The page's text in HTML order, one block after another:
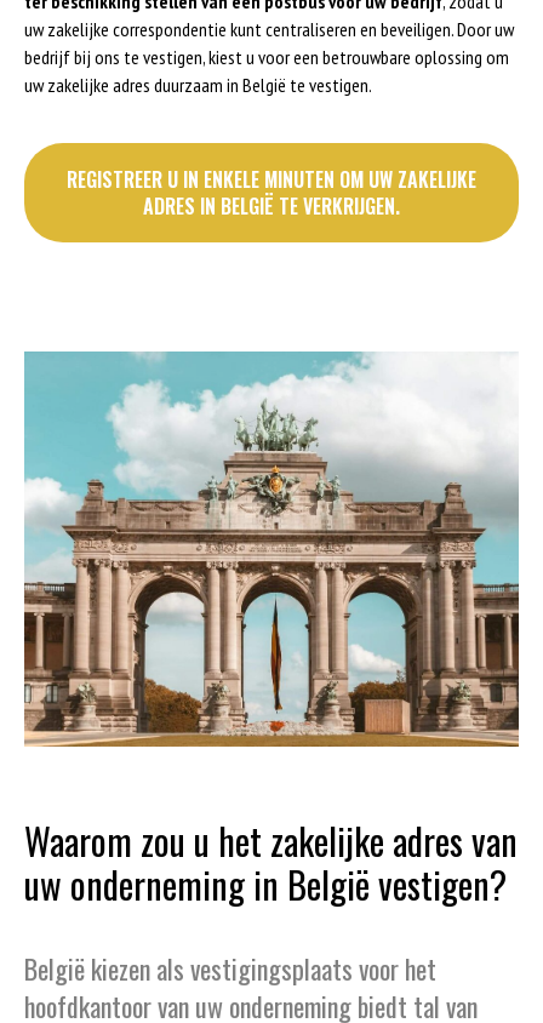
uw zakelijke correspondentie kunt centraliseren en beveiligen. Door uw
bedrijf bij ons te vestigen, kiest u voor een betrouwbare oplossing om
uw zakelijke adres duurzaam in België te vestigen.
REGISTREER U IN ENKELE MINUTEN OM UW ZAKELIJKE
ADRES IN BELGIË TE VERKRIJGEN.
Waarom zou u het zakelijke adres van
uw onderneming in België vestigen?
België kiezen als vestigingsplaats voor het
hoofdkantoor van uw onderneming biedt tal van